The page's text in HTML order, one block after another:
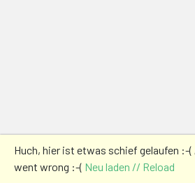
Huch, hier ist etwas schief gelaufen :-
went wrong :-( Neu laden // Reload